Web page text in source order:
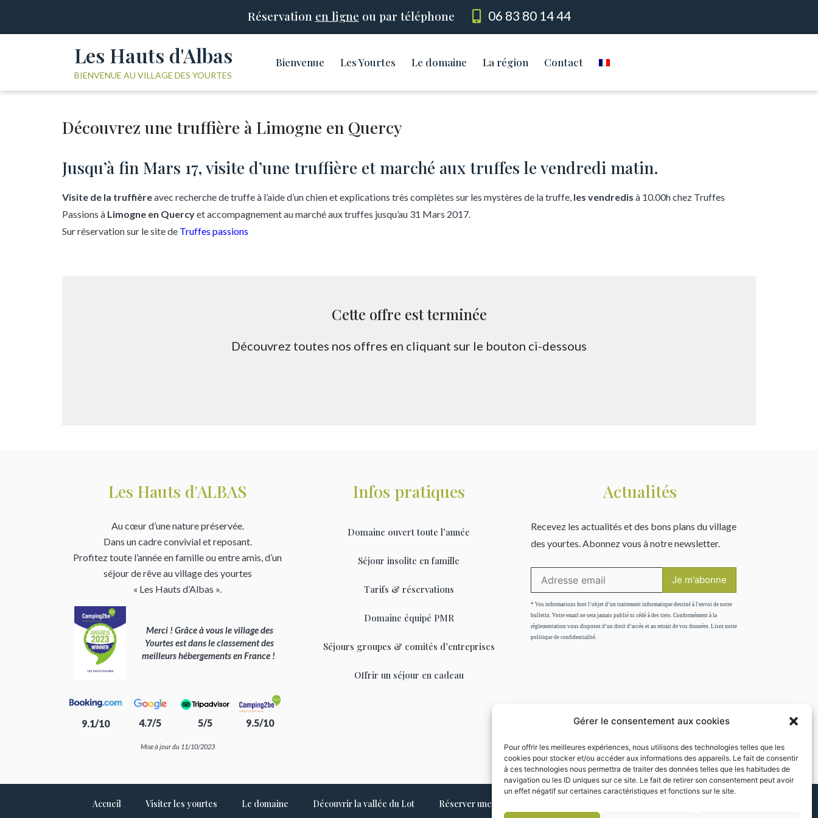
Gérer le consentement aux cookies
Pour offrir les meilleures expériences, nous utilisons des technologies telles que les
cookies pour stocker et/ou accéder aux informations des appareils. Le fait de consentir
à ces technologies nous permettra de traiter des données telles que les habitudes de
navigation ou les ID uniques sur ce site. Le fait de retirer son consentement peut avoir
un effet négatif sur certaines caractéristiques et fonctions sur le site.
Réservation en ligne ou par téléphone 06 83 80 14 44
Les Hauts d'Albas
BIENVENUE AU VILLAGE DES YOURTES
Bienvenue Les Yourtes Le domaine La région Contact
Découvrez une truffière à Limogne en Quercy
Jusqu’à fin Mars 17, visite d’une truffière et marché aux truffes le vendredi matin.
Visite de la truffièreavec recherche de truffe à l’aide d’un chien et explications très complètes sur les mystères de la truffe, les vendredis à 10.00h chez Truffes
Passions à Limogne en Quercyet accompagnement au marché aux truffes jusqu’au 31 Mars 2017.
Sur réservation sur le site de Truffes passions
Cette offre est terminée
Découvrez toutes nos offres en cliquant sur le bouton ci-dessous
Les Hauts d'ALBAS
Au cœur d’une nature préservée.
Dans un cadre convivial et reposant.
Profitez toute l’année en famille ou entre amis, d’un
séjour de rêve au village des yourtes
« Les Hauts d’Albas ».
Merci ! Grâce à vous le village des
Yourtes est dans le classement des
meilleurs hébergements en France !
9.1/10 4.7/5 5/5 9.5/10
Mise à jour du 11/10/2023
Infos pratiques
Domaine ouvert toute l’année
Séjour insolite en famille
Tarifs & réservations
Domaine équipé PMR
Séjours groupes & comités d’entreprises
Offrir un séjour en cadeau
Actualités
Recevez les actualités et des bons plans du village
des yourtes. Abonnez vous à notre newsletter.
* Vos informations font l’objet d’un traitement informatique destiné à l'envoi de notre
bulletin. Votre email ne sera jamais publié ni cédé à des tiers. Conformément à la
règlementation vous disposez d’un droit d’accès et au retrait de vos données. Lisez notre
politique de confidentialité.
Accueil Visiter les yourtes Le domaine Découvrir la vallée du Lot Réserver une yourte